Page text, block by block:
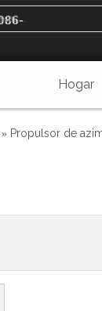
Hogar
Preguntas
» Propulsor de